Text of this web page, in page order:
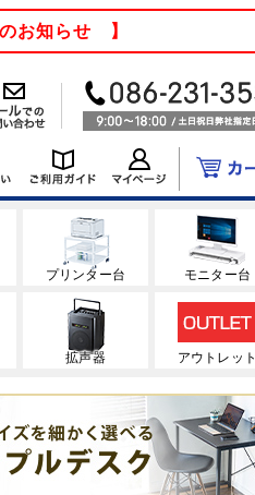
お知らせ 】
プリンター台 モニター台
拡声器 アウトレット